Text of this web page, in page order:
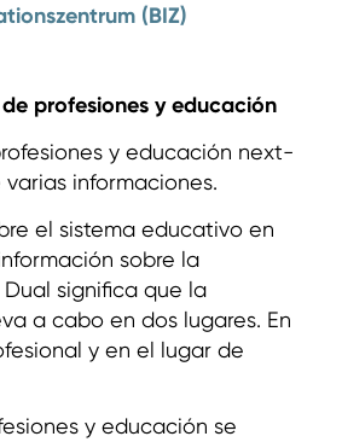
(BIZ)
profesiones y educación
y educación next-
informaciones.
el sistema educativo en
sobre la
significa que la
a cabo en dos lugares. En
y en el lugar de
y educación se